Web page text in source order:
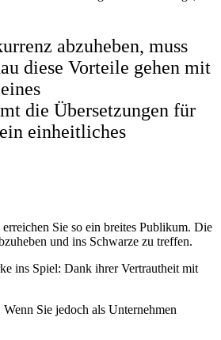
abzuheben, muss
diese Vorteile gehen mit
die Übersetzungen für
einheitliches
Sie so ein breites Publikum. Die
und ins Schwarze zu treffen.
ins Spiel: Dank ihrer Vertrautheit mit
Sie jedoch als Unternehmen